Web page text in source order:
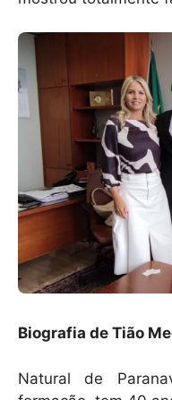
Biografia de Tião
Natural de